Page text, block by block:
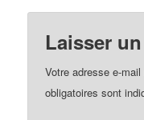
Laisser
Votre adresse e-
obligatoires sont